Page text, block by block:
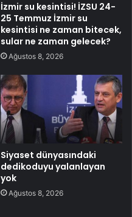
İzmir su kesintisi! İZSU 24-
25 Temmuz İzmir su
kesintisi ne zaman bitecek,
sular ne zaman gelecek?
Ağustos 8, 2026
Siyaset dünyasındaki
dedikoduyu yalanlayan
yok
Ağustos 8, 2026